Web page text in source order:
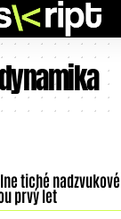
tiché nadzvukové
prvý let